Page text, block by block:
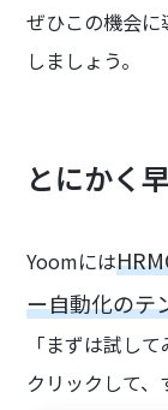
ぜひこの機会
しましょう。
とにかく
Yoomには
ー自動化のテ
「まずは試し
クリックして、